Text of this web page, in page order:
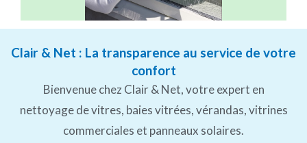
Clair & Net : La transparence au service de votre
confort
Bienvenue chez Clair & Net, votre expert en
nettoyage de vitres, baies vitrées, vérandas, vitrines
commerciales et panneaux solaires.